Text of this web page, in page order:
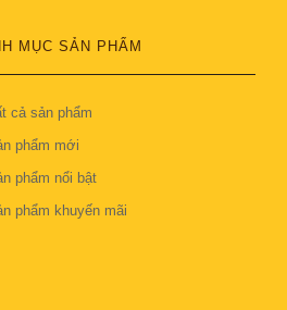
MỤC SẢN PHẨM
cả sản phẩm
phẩm mới
phẩm nổi bật
phẩm khuyến mãi